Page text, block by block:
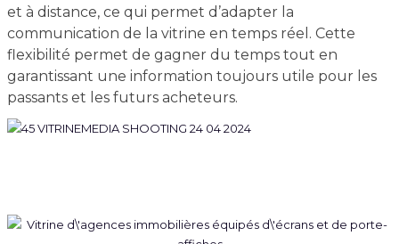
et à distance, ce qui permet d’adapter la
communication de la vitrine en temps réel. Cette
flexibilité permet de gagner du temps tout en
garantissant une information toujours utile pour les
passants et les futurs acheteurs.